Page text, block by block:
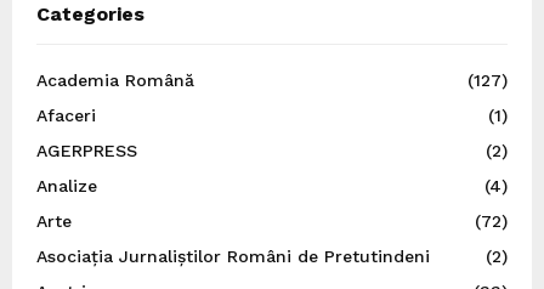
Categories
Academia Română
(127)
Afaceri
(1)
AGERPRESS
(2)
Analize
(4)
Arte
(72)
Asociația Jurnaliștilor Români de Pretutindeni
(2)